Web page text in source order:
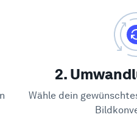
2.
Wähle dein